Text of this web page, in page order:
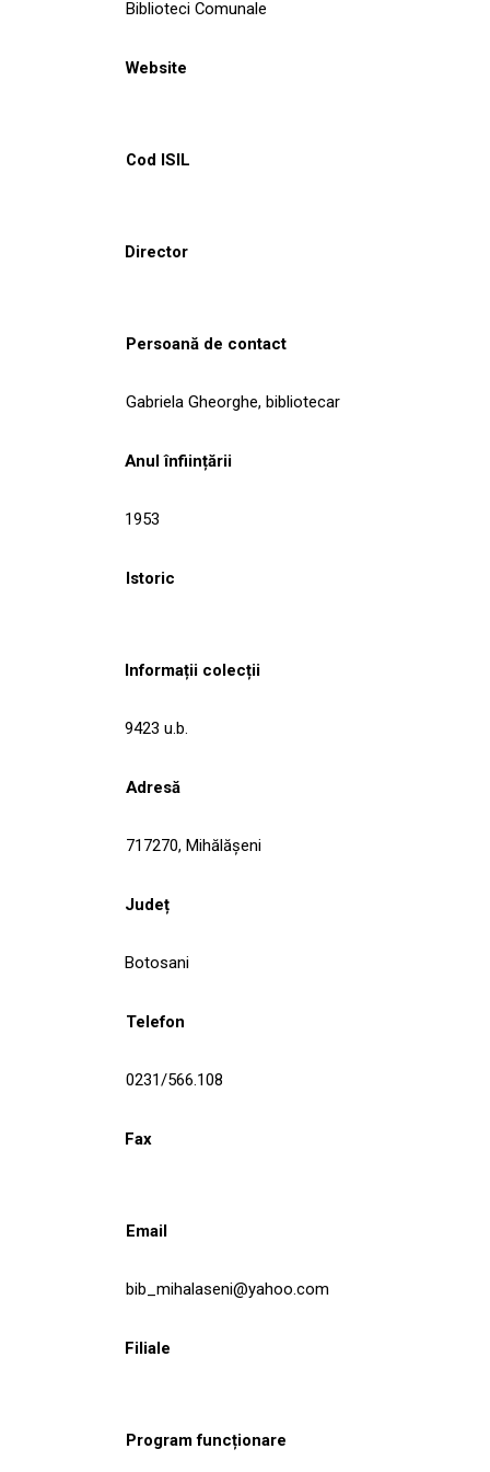
Biblioteci Comunale
Website
Cod ISIL
Director
Persoană de contact
Gabriela Gheorghe, bibliotecar
Anul înființării
1953
Istoric
Informații colecții
9423 u.b.
Adresă
717270, Mihălăşeni
Județ
Botosani
Telefon
0231/566.108
Fax
Email
bib_mihalaseni@yahoo.com
Filiale
Program funcționare